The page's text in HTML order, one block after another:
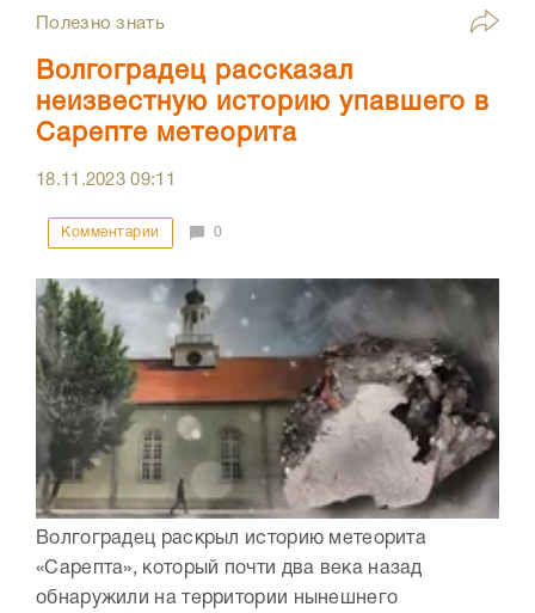
Полезно знать
Волгоградец рассказал
неизвестную историю упавшего в
Сарепте метеорита
18.11.202309:11
Комментарии 0
Волгоградец раскрыл историю метеорита
«Сарепта», который почти два века назад
обнаружили на территории нынешнего